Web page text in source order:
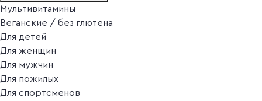
Мультивитамины
Веганские / без глютена
Для детей
Для женщин
Для мужчин
Для пожилых
Для спортсменов